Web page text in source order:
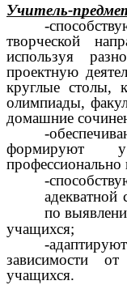
Учитель-
-
творческой
используя
проектную
круглые столы,
олимпиады,
домашние
-
формируют
-
адекватной
по
учащихся;
-
зависимости
учащихся.